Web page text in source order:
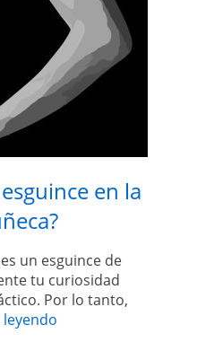
en la
un esguince de
tu curiosidad
Por lo tanto,
leyendo